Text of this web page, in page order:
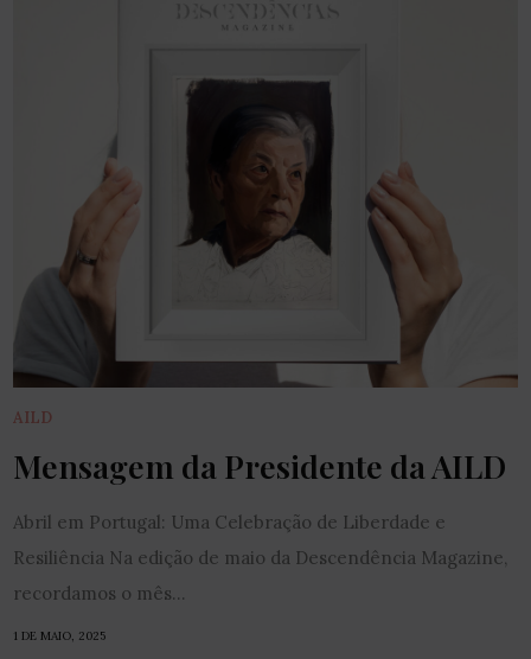
AILD
Mensagem da Presidente da AILD
Abril em Portugal: Uma Celebração de Liberdade e
Resiliência Na edição de maio da Descendência Magazine,
recordamos o mês...
1 DE MAIO, 2025